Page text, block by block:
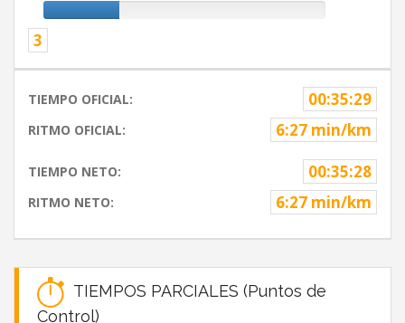
3
TIEMPO OFICIAL: 00:35:29
RITMO OFICIAL: 6:27 min/km
TIEMPO NETO: 00:35:28
RITMO NETO: 6:27 min/km
TIEMPOS PARCIALES (Puntos de
Control)